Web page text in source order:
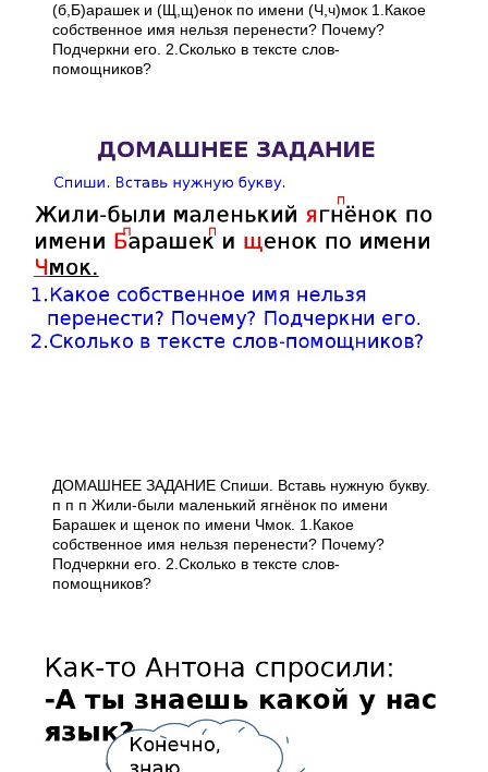
(б,Б)арашек и (Щ,щ)енок по имени (Ч,ч)мок 1.Какое
собственное имя нельзя перенести? Почему?
Подчеркни его. 2.Сколько в тексте слов-
помощников?
ДОМАШНЕЕ ЗАДАНИЕ Спиши. Вставь нужную букву.
п п п Жили-были маленький ягнёнок по имени
Барашек и щенок по имени Чмок. 1.Какое
собственное имя нельзя перенести? Почему?
Подчеркни его. 2.Сколько в тексте слов-
помощников?